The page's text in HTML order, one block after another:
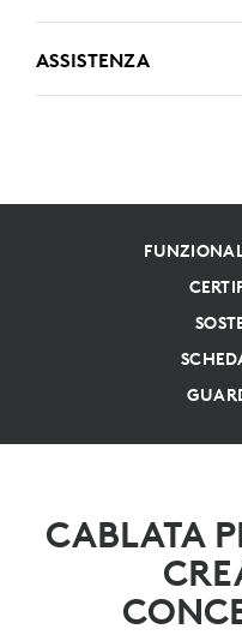
ASSISTENZA
CABLATA